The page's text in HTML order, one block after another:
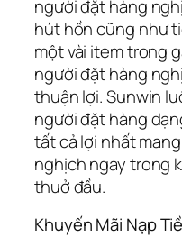
người đặt hàng
hút hồn cũng như
một vài item trong
người đặt hàng
thuận lợi. Sunwin
người đặt hàng
tất cả lợi nhất
nghịch ngay trong
thuở đầu.
Khuyến Mãi Nạp